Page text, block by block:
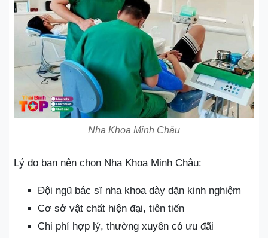
Nha Khoa Minh Châu
Lý do bạn nên chọn Nha Khoa Minh Châu:
Đội ngũ bác sĩ nha khoa dày dặn kinh nghiệm
Cơ sở vật chất hiện đại, tiên tiến
Chi phí hợp lý, thường xuyên có ưu đãi